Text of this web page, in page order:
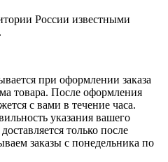
России известными
при оформлении заказа
товара. После оформления
с вами в течение часа.
указания вашего
только после
заказы с понедельника по